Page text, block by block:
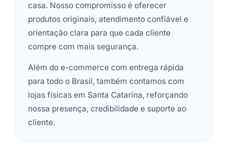
casa. Nosso compromisso é oferecer
produtos originais, atendimento confiável e
orientação clara para que cada cliente
compre com mais segurança.
Além do e-commerce com entrega rápida
para todo o Brasil, também contamos com
lojas físicas em Santa Catarina, reforçando
nossa presença, credibilidade e suporte ao
cliente.